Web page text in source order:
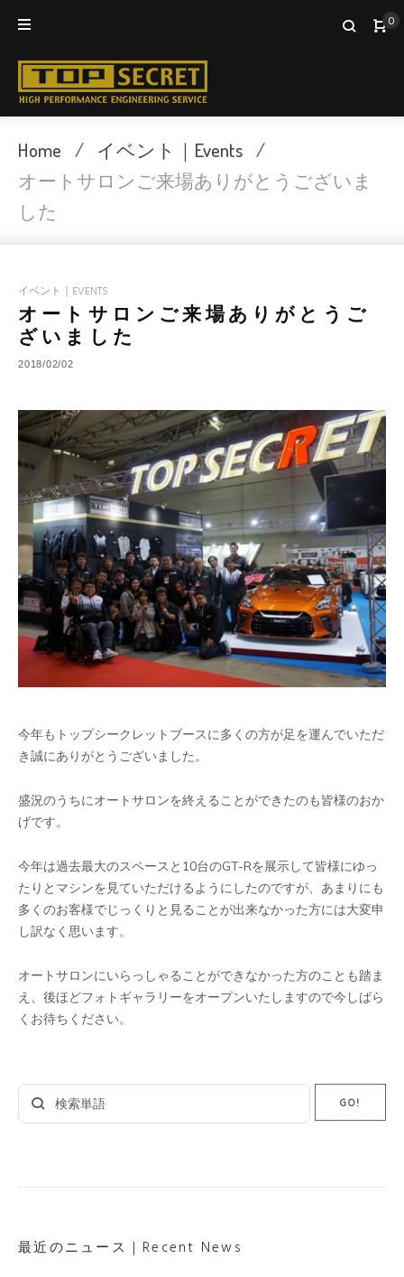
0
Home / イベント｜Events /
オートサロンご来場ありがとうございま
した
イベント｜EVENTS
オートサロンご来場ありがとうご
ざいました
2018/02/02
今年もトップシークレットブースに多くの方が足を運んでいただ
き誠にありがとうございました。
盛況のうちにオートサロンを終えることができたのも皆様のおか
げです。
今年は過去最大のスペースと10台のGT-Rを展示して皆様にゆっ
たりとマシンを見ていただけるようにしたのですが、あまりにも
多くのお客様でじっくりと見ることが出来なかった方には大変申
し訳なく思います。
オートサロンにいらっしゃることができなかった方のことも踏ま
え、後ほどフォトギャラリーをオープンいたしますので今しばら
くお待ちください。
Search
for:
GO!
最近のニュース｜Recent News